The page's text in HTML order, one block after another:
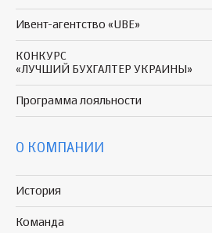
Ивент-агентство «UBE»
КОНКУРС
«ЛУЧШИЙ БУХГАЛТЕР УКРАИНЫ»
Программа лояльности
О КОМПАНИИ
История
Команда